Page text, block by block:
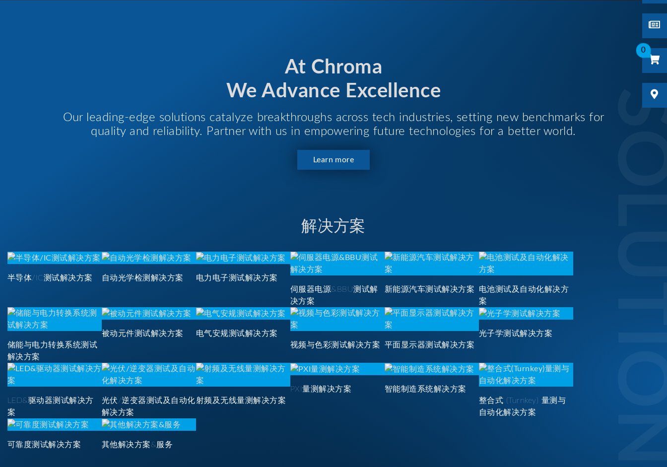
0
At Chroma
We Advance Excellence
Our leading-edge solutions catalyze breakthroughs across tech industries, setting new benchmarks for
quality and reliability. Partner with us in empowering future technologies for a better world.
Learn more
解决方案
半导体/IC测试解决方案 自动光学检测解决方案
电力电子测试解决方案
伺服器电源&BBU测试解
决方案
新能源汽车测试解决方案
电池测试及自动化解决方
案
储能与电力转换系统测试
解决方案
被动元件测试解决方案
电气安规测试解决方案
视频与色彩测试解决方案
平面显示器测试解决方案
光子学测试解决方案
LED&驱动器测试解决方
案
光伏/逆变器测试及自动化
解决方案
射频及无线量测解决方案
PXI量测解决方案
智能制造系统解决方案
整合式 (Turnkey) 量测与
自动化解决方案
可靠度测试解决方案 其他解决方案&服务